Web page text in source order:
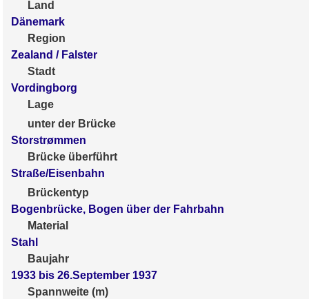
Land
Dänemark
Region
Zealand / Falster
Stadt
Vordingborg
Lage
unter der Brücke
Storstrømmen
Brücke überführt
Straße/Eisenbahn
Brückentyp
Bogenbrücke, Bogen über der Fahrbahn
Material
Stahl
Baujahr
1933 bis 26.September 1937
Spannweite (m)